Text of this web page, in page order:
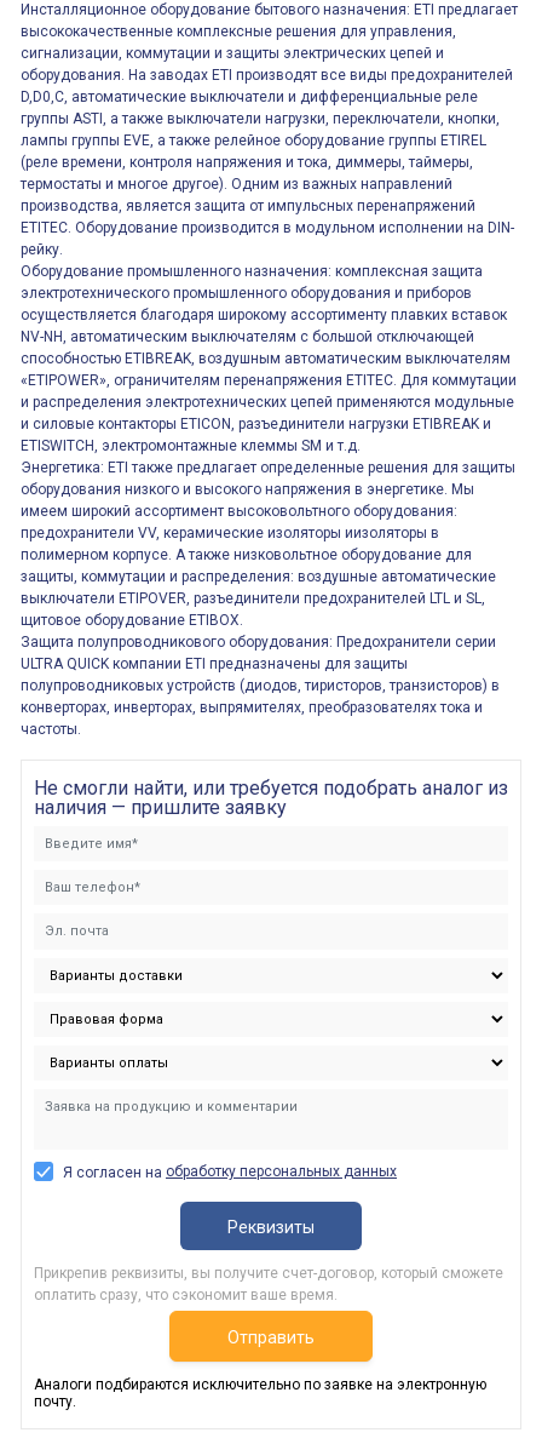
Инсталляционное оборудование бытового назначения: ETI предлагает
высококачественные комплексные решения для управления,
сигнализации, коммутации и защиты электрических цепей и
оборудования. На заводах ETI производят все виды предохранителей
D,D0,C, автоматические выключатели и дифференциальные реле
группы ASTI, а также выключатели нагрузки, переключатели, кнопки,
лампы группы EVE, а также релейное оборудование группы ETIREL
(реле времени, контроля напряжения и тока, диммеры, таймеры,
термостаты и многое другое). Одним из важных направлений
производства, является защита от импульсных перенапряжений
ETITEC. Оборудование производится в модульном исполнении на DIN-
рейку.
Оборудование промышленного назначения: комплексная защита
электротехнического промышленного оборудования и приборов
осуществляется благодаря широкому ассортименту плавких вставок
NV-NH, автоматическим выключателям с большой отключающей
способностью ETIBREAK, воздушным автоматическим выключателям
«ETIPOWER», ограничителям перенапряжения ETITEC. Для коммутации
и распределения электротехнических цепей применяются модульные
и силовые контакторы ETICON, разъединители нагрузки ETIBREAK и
ETISWITCH, электромонтажные клеммы SM и т.д.
Энергетика: ETI также предлагает определенные решения для защиты
оборудования низкого и высокого напряжения в энергетике. Мы
имеем широкий ассортимент высоковольтного оборудования:
предохранители VV, керамические изоляторы иизоляторы в
полимерном корпусе. А также низковольтное оборудование для
защиты, коммутации и распределения: воздушные автоматические
выключатели ETIPOVER, разъединители предохранителей LTL и SL,
щитовое оборудование ETIBOX.
Защита полупроводникового оборудования: Предохранители серии
ULTRA QUICK компании ETI предназначены для защиты
полупроводниковых устройств (диодов, тиристоров, транзисторов) в
конверторах, инверторах, выпрямителях, преобразователях тока и
частоты.
Не смогли найти, или требуется подобрать аналог из
наличия — пришлите заявку
Я согласен на обработку персональных данных
Реквизиты
Прикрепив реквизиты, вы получите счет-договор, который сможете
оплатить сразу, что сэкономит ваше время.
Отправить
Аналоги подбираются исключительно по заявке на электронную
почту.